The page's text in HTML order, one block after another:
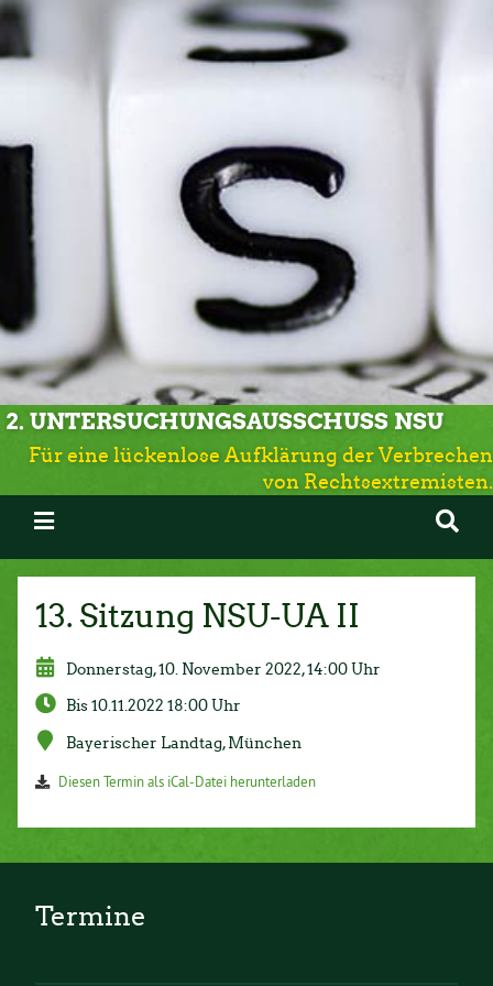
2. UNTERSUCHUNGSAUSSCHUSS NSU
Für eine lückenlose Aufklärung der Verbrechen
von Rechtsextremisten.
13. Sitzung NSU-UA II
Donnerstag, 10. November 2022, 14:00 Uhr
Bis 10.11.2022 18:00 Uhr
Bayerischer Landtag, München
Diesen Termin als iCal-Datei herunterladen
Termine